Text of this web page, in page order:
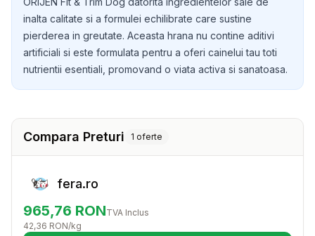
inalta calitate si a formulei echilibrate care sustine
pierderea in greutate. Aceasta hrana nu contine aditivi
artificiali si este formulata pentru a oferi cainelui tau toti
nutrientii esentiali, promovand o viata activa si sanatoasa.
Compara Preturi 1 oferte
fera.ro
965,76 RONTVA Inclus
42,36 RON/kg